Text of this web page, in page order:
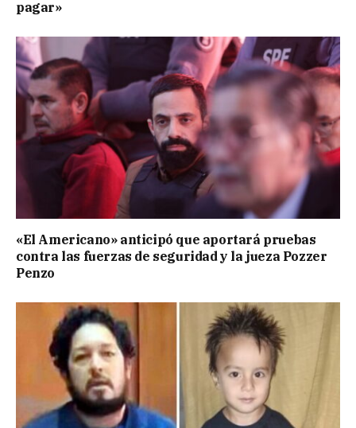
pagar»
«El Americano» anticipó que aportará pruebas
contra las fuerzas de seguridad y la jueza Pozzer
Penzo